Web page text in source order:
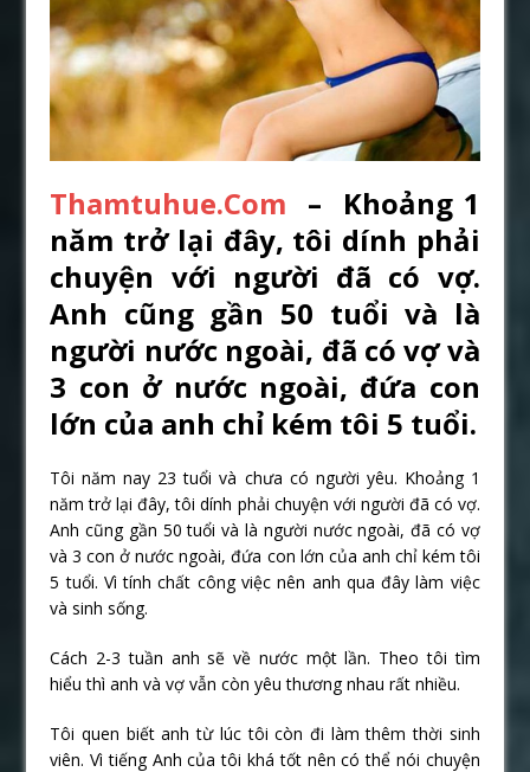
Thamtuhue.Com
– Khoảng 1
năm trở lại đây, tôi dính phải
chuyện với người đã có vợ.
Anh cũng gần 50 tuổi và là
người nước ngoài, đã có vợ và
3 con ở nước ngoài, đứa con
lớn của anh chỉ kém tôi 5 tuổi.
Tôi năm nay 23 tuổi và chưa có người yêu. Khoảng 1
năm trở lại đây, tôi dính phải chuyện với người đã có vợ.
Anh cũng gần 50 tuổi và là người nước ngoài, đã có vợ
và 3 con ở nước ngoài, đứa con lớn của anh chỉ kém tôi
5 tuổi. Vì tính chất công việc nên anh qua đây làm việc
và sinh sống.
Cách 2-3 tuần anh sẽ về nước một lần. Theo tôi tìm
hiểu thì anh và vợ vẫn còn yêu thương nhau rất nhiều.
Tôi quen biết anh từ lúc tôi còn đi làm thêm thời sinh
viên. Vì tiếng Anh của tôi khá tốt nên có thể nói chuyện